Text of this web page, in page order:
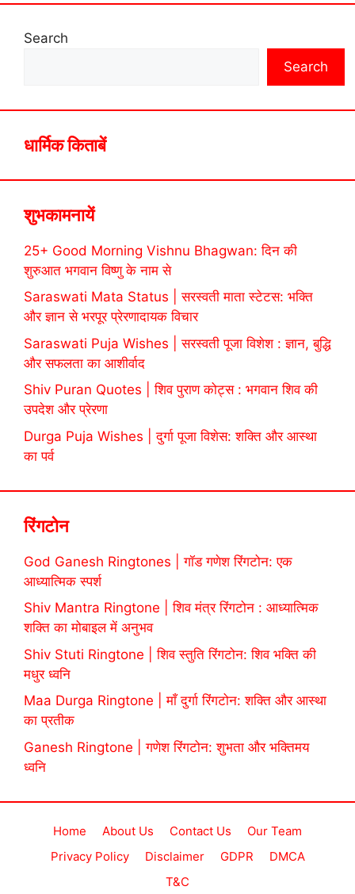
Search
Search
धार्मिक किताबें
शुभकामनायें
25+ Good Morning Vishnu Bhagwan: दिन की
शुरुआत भगवान विष्णु के नाम से
Saraswati Mata Status | सरस्वती माता स्टेटस: भक्ति
और ज्ञान से भरपूर प्रेरणादायक विचार
Saraswati Puja Wishes | सरस्वती पूजा विशेश : ज्ञान, बुद्धि
और सफलता का आशीर्वाद
Shiv Puran Quotes | शिव पुराण कोट्स : भगवान शिव की
उपदेश और प्रेरणा
Durga Puja Wishes | दुर्गा पूजा विशेस: शक्ति और आस्था
का पर्व
रिंगटोन
God Ganesh Ringtones | गॉड गणेश रिंगटोन: एक
आध्यात्मिक स्पर्श
Shiv Mantra Ringtone | शिव मंत्र रिंगटोन : आध्यात्मिक
शक्ति का मोबाइल में अनुभव
Shiv Stuti Ringtone | शिव स्तुति रिंगटोन: शिव भक्ति की
मधुर ध्वनि
Maa Durga Ringtone | माँ दुर्गा रिंगटोन: शक्ति और आस्था
का प्रतीक
Ganesh Ringtone | गणेश रिंगटोन: शुभता और भक्तिमय
ध्वनि
Home About Us Contact Us
Our Team
Privacy Policy
Disclaimer GDPR
DMCA
T&C